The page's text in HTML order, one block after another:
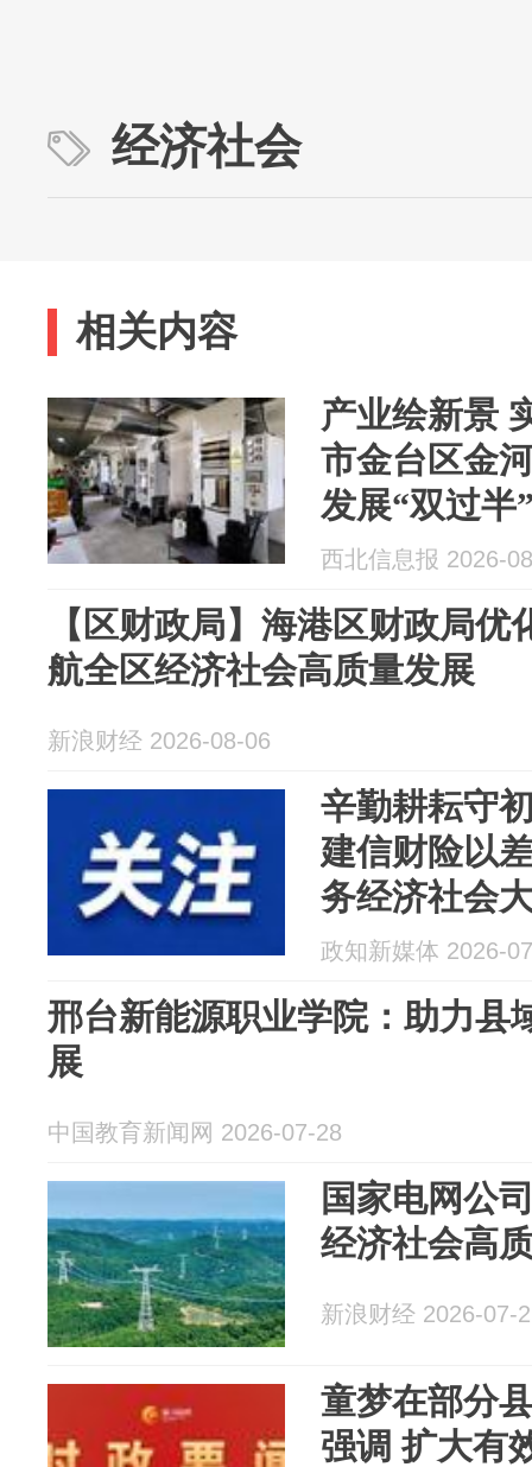
经济社会
相关内容
产业绘新景
市金台区金
发展“双过半
西北信息报 2026-
【区财政局】海港区财政局优
航全区经济社会高质量发展
新浪财经 2026-08-06
辛勤耕耘守
建信财险以
务经济社会
政知新媒体 2026-
邢台新能源职业学院：助力县
展
中国教育新闻网 2026-07-28
国家电网公
经济社会高
新浪财经 2026-07-
童梦在部分
强调 扩大有